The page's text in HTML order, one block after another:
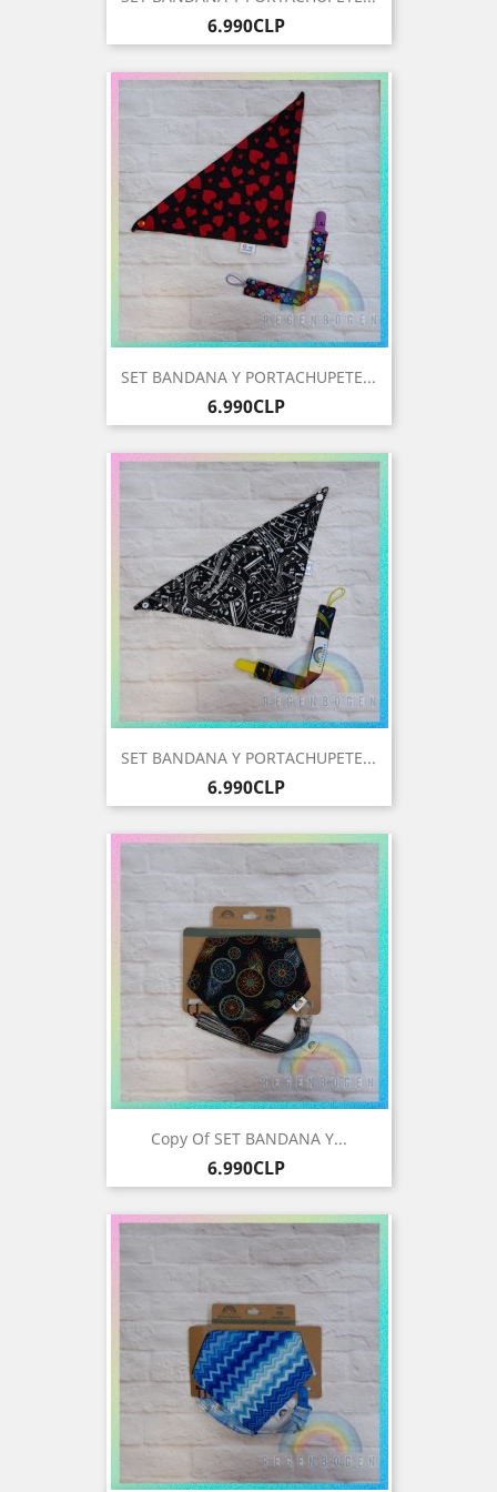
Precio
6.990CLP
SET BANDANA Y PORTACHUPETE...
Precio
6.990CLP
SET BANDANA Y PORTACHUPETE...
Precio
6.990CLP
Copy Of SET BANDANA Y...
Precio
6.990CLP